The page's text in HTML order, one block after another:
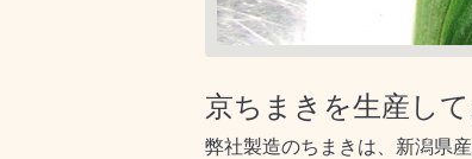
京ちまきを生産し
弊社製造のちまきは、新潟県